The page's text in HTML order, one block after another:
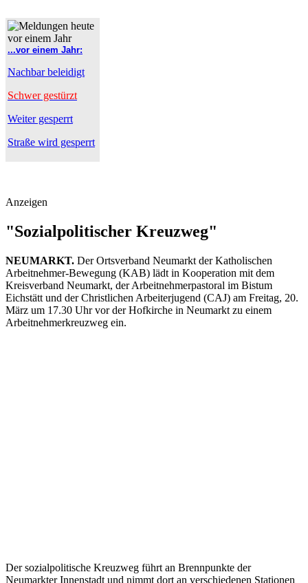
...vor einem Jahr:
Nachbar beleidigt
Schwer gestürzt
Weiter gesperrt
Straße wird gesperrt
Anzeigen
"Sozialpolitischer Kreuzweg"
NEUMARKT. Der Ortsverband Neumarkt der Katholischen
Arbeitnehmer-Bewegung (KAB) lädt in Kooperation mit dem
Kreisverband Neumarkt, der Arbeitnehmerpastoral im Bistum
Eichstätt und der Christlichen Arbeiterjugend (CAJ) am Freitag, 20.
März um 17.30 Uhr vor der Hofkirche in Neumarkt zu einem
Arbeitnehmerkreuzweg ein.
Der sozialpolitische Kreuzweg führt an Brennpunkte der
Neumarkter Innenstadt und nimmt dort an verschiedenen Stationen